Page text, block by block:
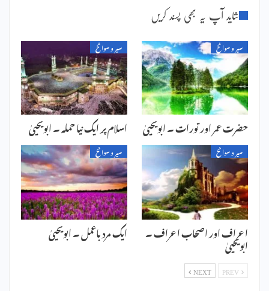
شاید آپ یہ بھی پسند کریں
سیر و سوانح
حضرت عمر اور تورات ۔ ابویحییٰ
سیر و سوانح
اسلام پر ایک نیا حملہ ۔ ابویحییٰ
سیر و سوانح
اعراف اور اصحاب اعراف ۔
ابویحییٰ
سیر و سوانح
ایک مرد باعمل ۔ ابویحییٰ
NEXT